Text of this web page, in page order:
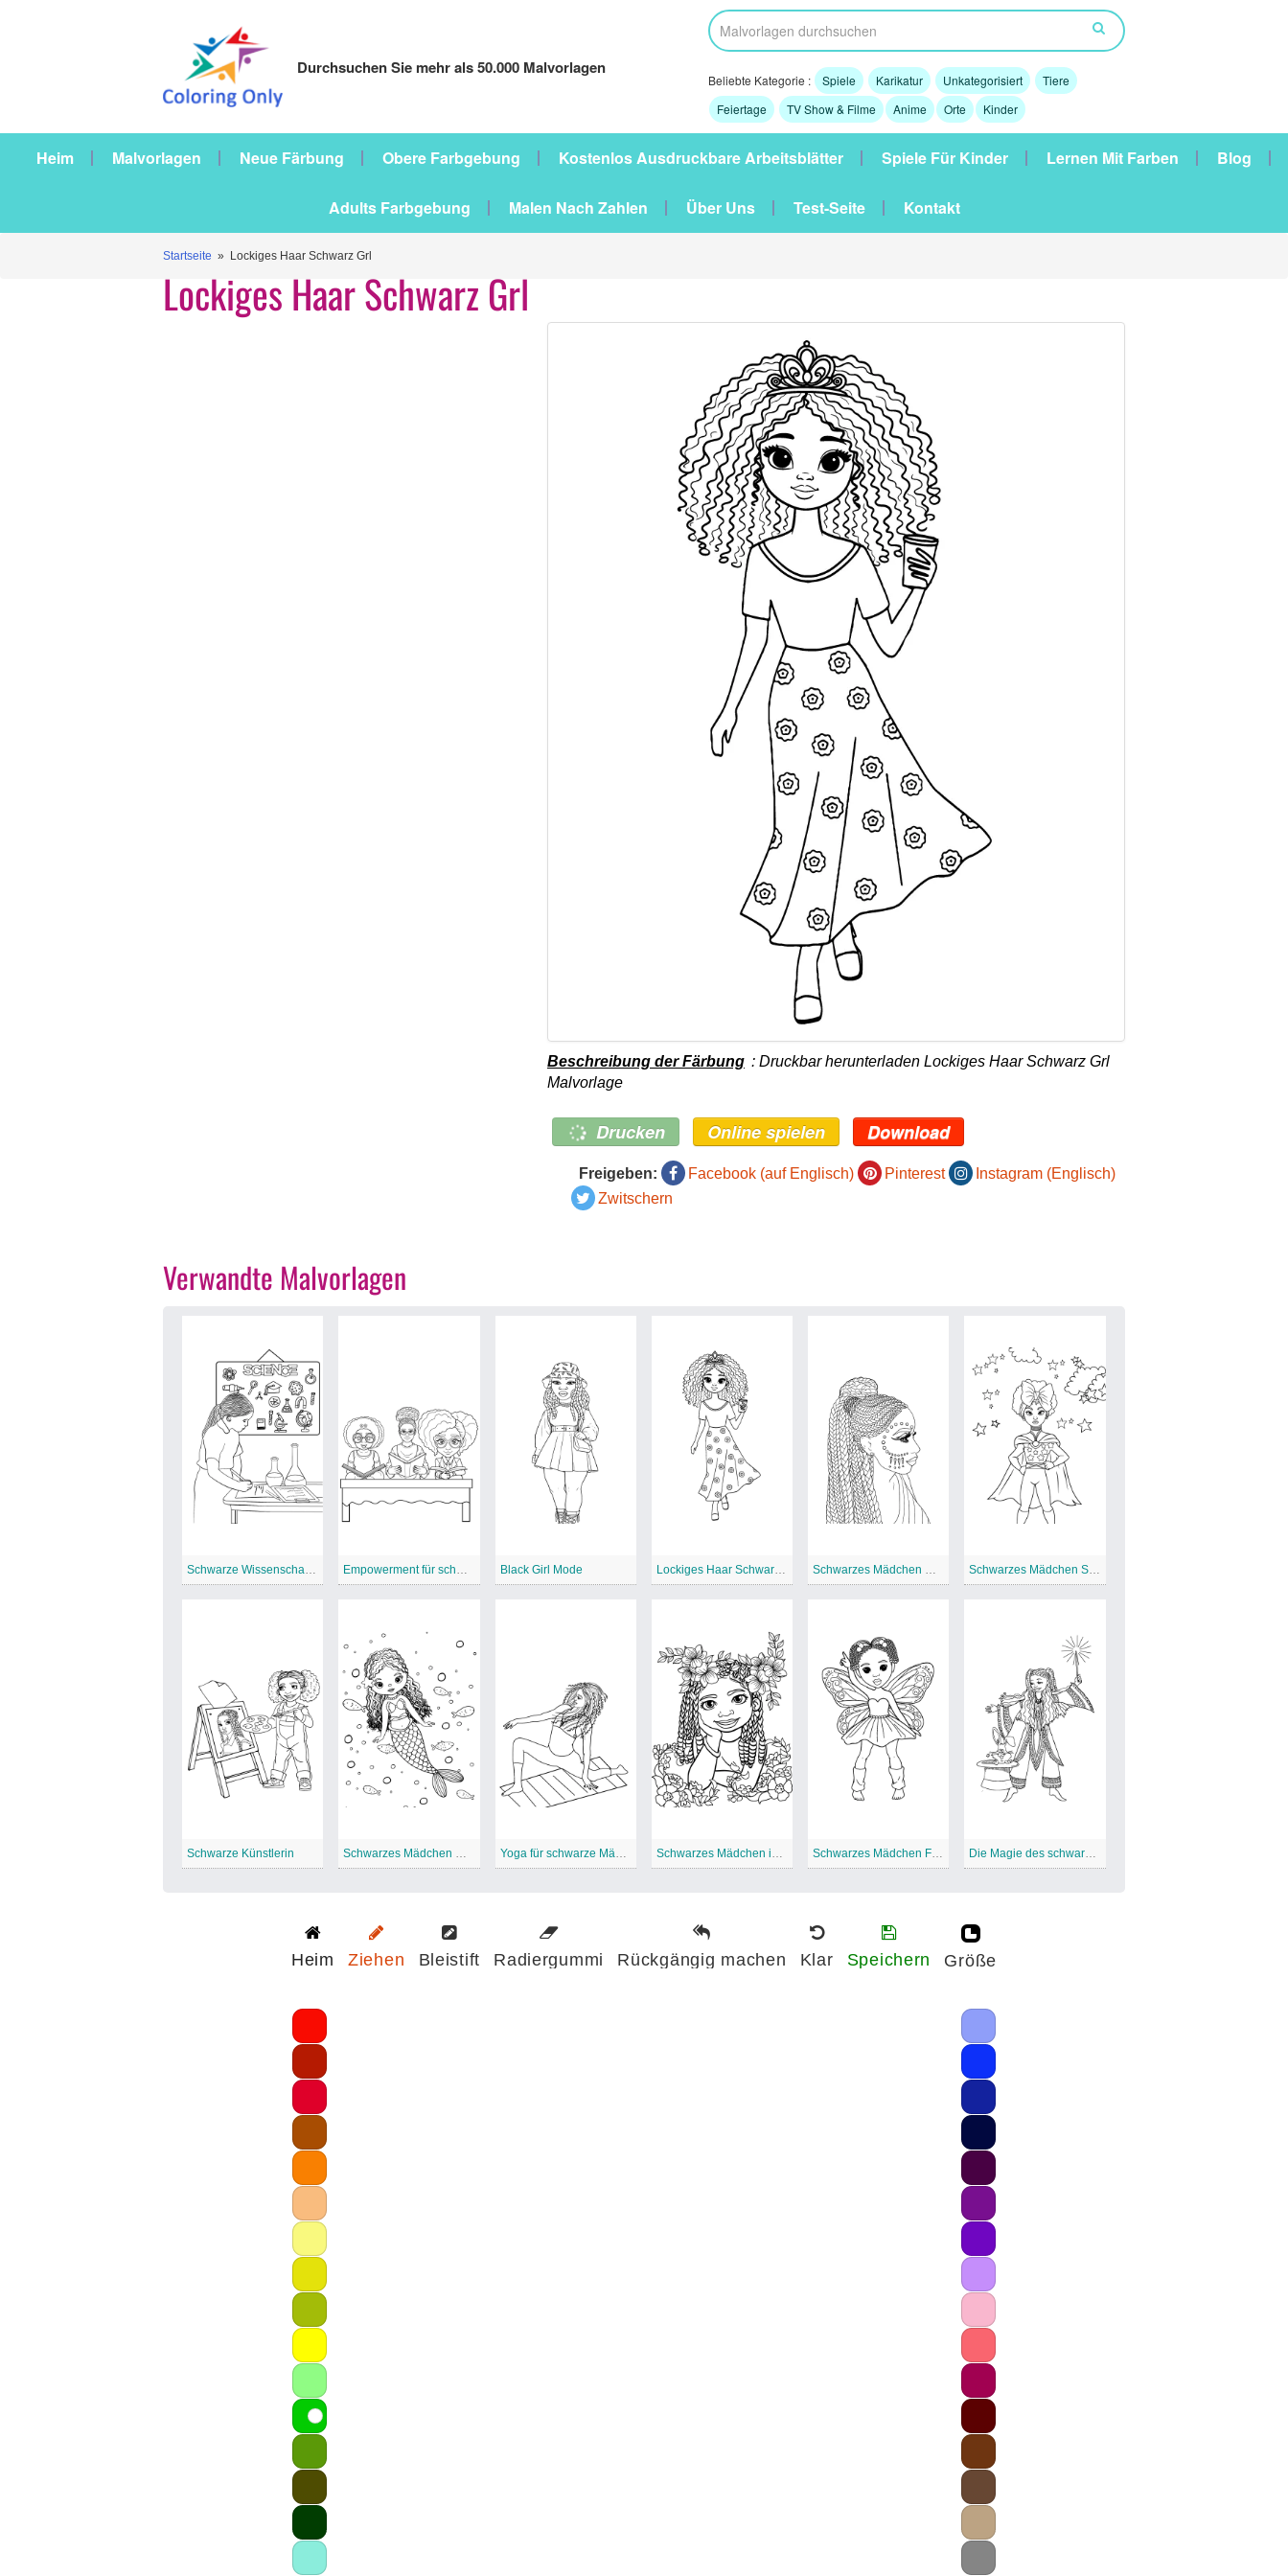
Durchsuchen Sie mehr als 50.000 Malvorlagen
Beliebte Kategorie : Spiele Karikatur Unkategorisiert
Tiere
Feiertage
TV Show & Filme Anime Orte Kinder
Heim Malvorlagen Neue Färbung Obere Farbgebung Kostenlos Ausdruckbare Arbeitsblätter Spiele Für Kinder Lernen Mit Farben Blog
Adults Farbgebung Malen Nach Zahlen Über Uns Test-Seite Kontakt
Startseite » Lockiges Haar Schwarz Grl
Lockiges Haar Schwarz Grl
Beschreibung der Färbung : Druckbar herunterladen Lockiges Haar Schwarz Grl
Malvorlage
Drucken Online spielen Download
Freigeben: Facebook (auf Englisch) Pinterest
Instagram (Englisch)
Zwitschern
Verwandte Malvorlagen
Schwarze Wissenschaftlerin Empowerment für schwarze Mädchen Black Girl Mode Lockiges Haar Schwarz Grl Schwarzes Mädchen mit Zöpfen Schwarzes Mädchen Superheldin
Schwarze Künstlerin Schwarzes Mädchen Meerjungfrau Yoga für schwarze Mädchen Schwarzes Mädchen in der Natur Schwarzes Mädchen Fee Die Magie des schwarzen Mädchens
Heim Ziehen Bleistift Radiergummi Rückgängig machen Klar Speichern Größe